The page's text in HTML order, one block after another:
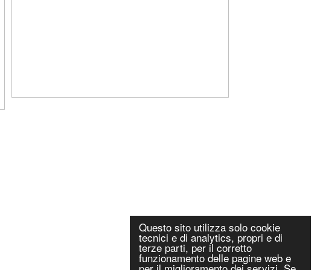
Questo sito utilizza solo cookie
tecnici e di analytics, propri e di
terze parti, per il corretto
funzionamento delle pagine web e